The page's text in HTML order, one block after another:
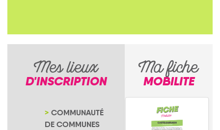
Mes lieux
D'INSCRIPTION
COMMUNAUTÉ
DE COMMUNES
Ma fiche
MOBILITE